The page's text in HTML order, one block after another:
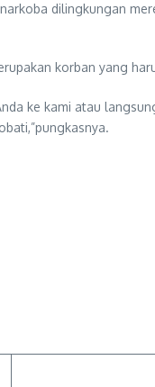
dilingkungan
korban yang
ke kami atau